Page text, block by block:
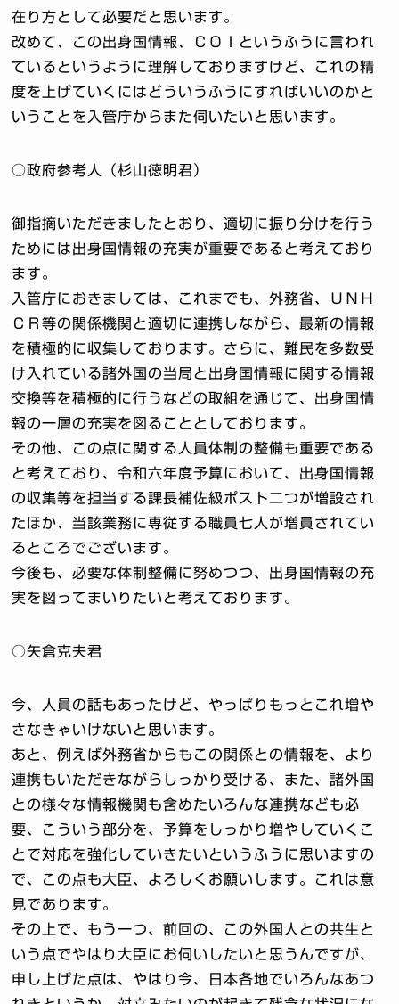
在り方として必要だと思います。
改めて、この出身国情報、ＣＯＩというふうに言われ
ているというように理解しておりますけど、これの精
度を上げていくにはどういうふうにすればいいのかと
いうことを入管庁からまた伺いたいと思います。
○政府参考人（杉山徳明君）
御指摘いただきましたとおり、適切に振り分けを行う
ためには出身国情報の充実が重要であると考えており
ます。
入管庁におきましては、これまでも、外務省、ＵＮＨ
ＣＲ等の関係機関と適切に連携しながら、最新の情報
を積極的に収集しております。さらに、難民を多数受
け入れている諸外国の当局と出身国情報に関する情報
交換等を積極的に行うなどの取組を通じて、出身国情
報の一層の充実を図ることとしております。
その他、この点に関する人員体制の整備も重要である
と考えており、令和六年度予算において、出身国情報
の収集等を担当する課長補佐級ポスト二つが増設され
たほか、当該業務に専従する職員七人が増員されてい
るところでございます。
今後も、必要な体制整備に努めつつ、出身国情報の充
実を図ってまいりたいと考えております。
○矢倉克夫君
今、人員の話もあったけど、やっぱりもっとこれ増や
さなきゃいけないと思います。
あと、例えば外務省からもこの関係との情報を、より
連携もいただきながらしっかり受ける、また、諸外国
との様々な情報機関も含めたいろんな連携なども必
要、こういう部分を、予算をしっかり増やしていくこ
とで対応を強化していきたいというふうに思いますの
で、この点も大臣、よろしくお願いします。これは意
見であります。
その上で、もう一つ、前回の、この外国人との共生と
いう点でやはり大臣にお伺いしたいと思うんですが、
申し上げた点は、やはり今、日本各地でいろんなあつ